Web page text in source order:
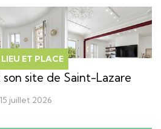
LIEU ET PLACE
site de Saint-Lazare
15 juillet 2026